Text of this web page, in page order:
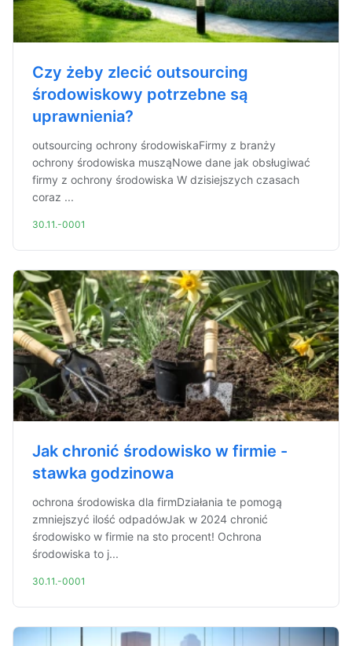
Czy żeby zlecić outsourcing
środowiskowy potrzebne są
uprawnienia?
outsourcing ochrony środowiskaFirmy z branży
ochrony środowiska musząNowe dane jak obsługiwać
firmy z ochrony środowiska W dzisiejszych czasach
coraz ...
30.11.-0001
Jak chronić środowisko w firmie -
stawka godzinowa
ochrona środowiska dla firmDziałania te pomogą
zmniejszyć ilość odpadówJak w 2024 chronić
środowisko w firmie na sto procent! Ochrona
środowiska to j...
30.11.-0001